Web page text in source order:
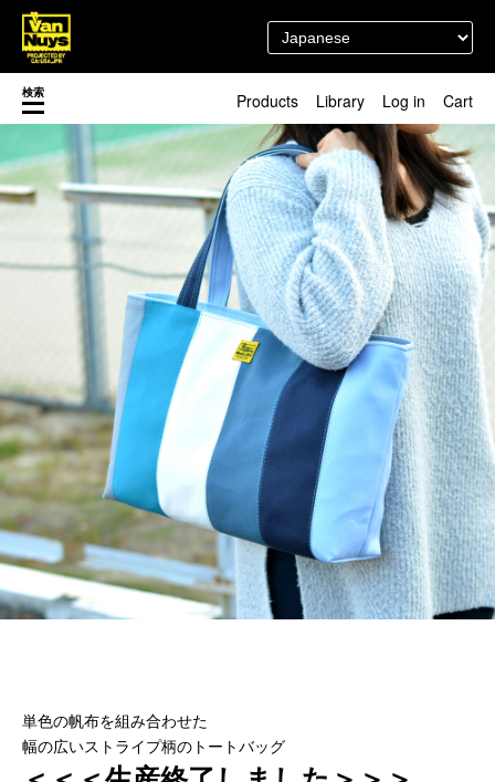
検索 Products
新着／最近発売の新商品
Pick up
マスク関連商品
カスタマイズ
新商品（BackNumber）
時計ホルダー
VN301
カスタムバッグ
デジアナ格納庫
FreeFree トート
ちょっとミリタリー
カスタムパーツ
コピーノート
ふわふわケース
ポータブルオーディオケース
Cayin
Library
渋谷店
徳島店
レディースショップ
即納ショップ
訳あり＆アウトレットShop
ブランドストーリー
スタッフブログ
閉じる
Log in Cart
単色の帆布を組み合わせた
幅の広いストライプ柄のトートバッグ